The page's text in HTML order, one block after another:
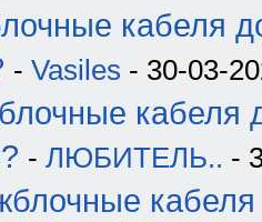
кабеля
- Vasiles - 30-03-
кабеля
- ЛЮБИТЕЛЬ.. -
кабеля